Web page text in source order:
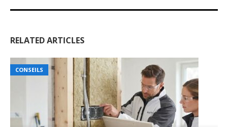
RELATED ARTICLES
CONSEILS